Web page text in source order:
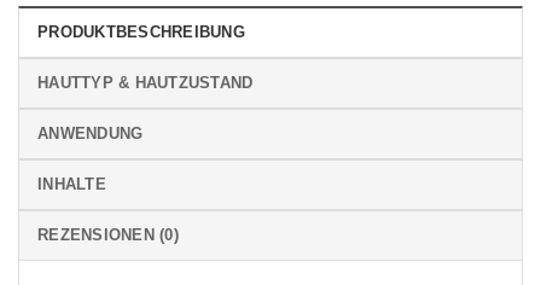
PRODUKTBESCHREIBUNG
HAUTTYP & HAUTZUSTAND
ANWENDUNG
INHALTE
REZENSIONEN (0)